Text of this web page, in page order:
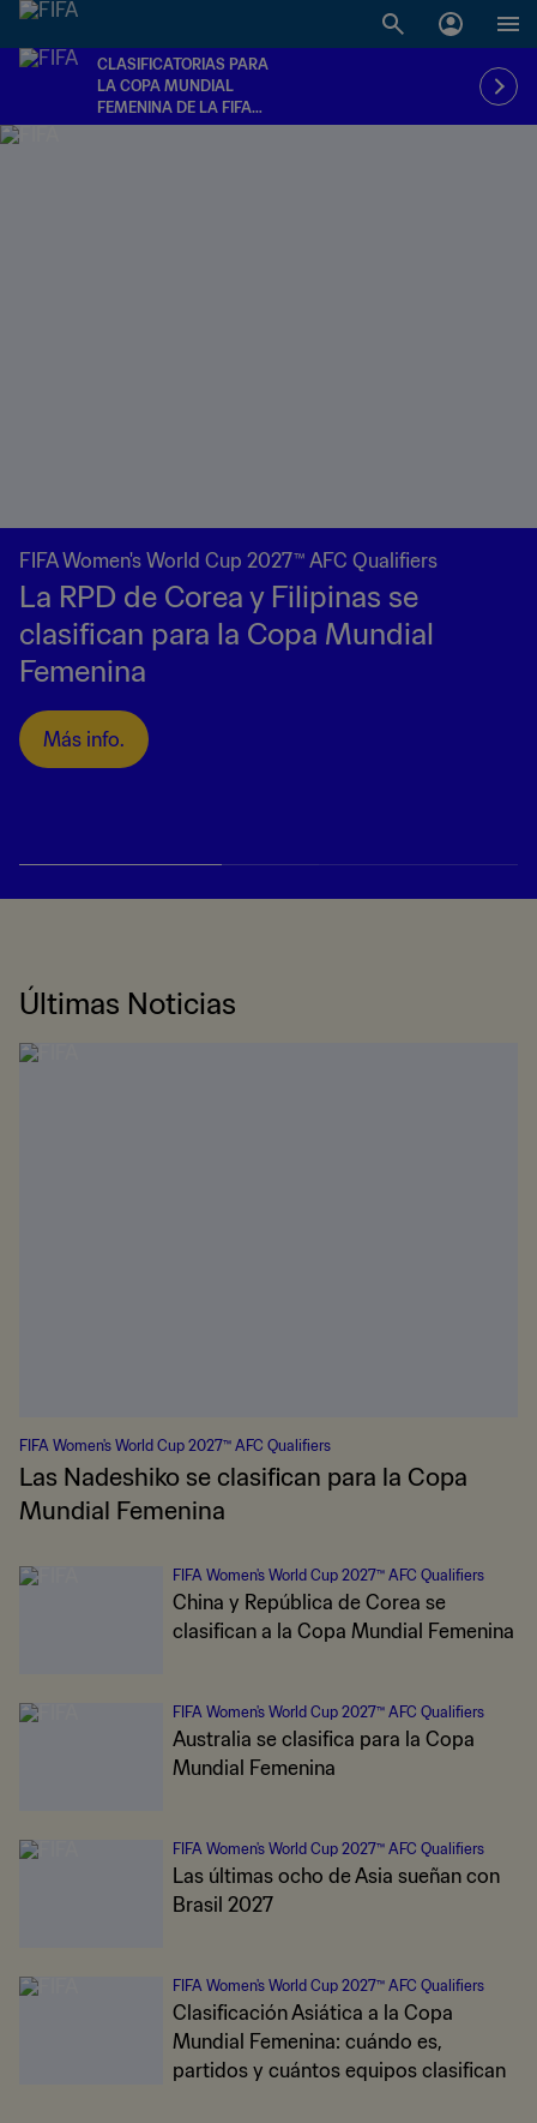
CLASIFICATORIAS PARA
LA COPA MUNDIAL
FEMENINA DE LA FIFA
2027™
FIFA Women's World Cup 2027™ AFC Qualifiers
La RPD de Corea y Filipinas se
clasifican para la Copa Mundial
Femenina
Más info.
Últimas Noticias
FIFA Women's World Cup 2027™ AFC Qualifiers
Las Nadeshiko se clasifican para la Copa
Mundial Femenina
FIFA Women's World Cup 2027™ AFC Qualifiers
China y República de Corea se
clasifican a la Copa Mundial Femenina
FIFA Women's World Cup 2027™ AFC Qualifiers
Australia se clasifica para la Copa
Mundial Femenina
FIFA Women's World Cup 2027™ AFC Qualifiers
Las últimas ocho de Asia sueñan con
Brasil 2027
FIFA Women's World Cup 2027™ AFC Qualifiers
Clasificación Asiática a la Copa
Mundial Femenina: cuándo es,
partidos y cuántos equipos clasifican